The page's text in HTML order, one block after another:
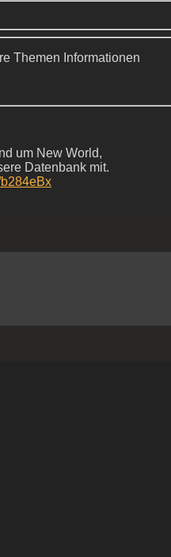
Themen Informationen
um New World,
Datenbank mit.